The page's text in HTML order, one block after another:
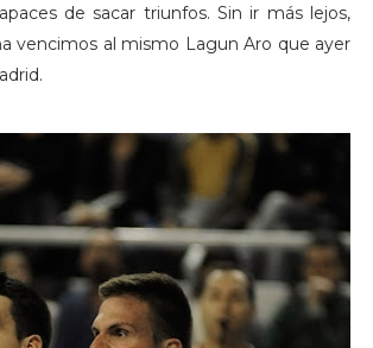
de sacar triunfos. Sin ir más lejos,
vencimos al mismo Lagun Aro que ayer